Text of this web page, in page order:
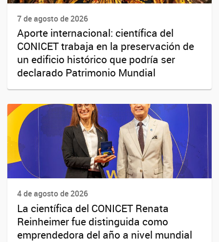
7 de agosto de 2026
Aporte internacional: científica del
CONICET trabaja en la preservación de
un edificio histórico que podría ser
declarado Patrimonio Mundial
4 de agosto de 2026
La científica del CONICET Renata
Reinheimer fue distinguida como
emprendedora del año a nivel mundial